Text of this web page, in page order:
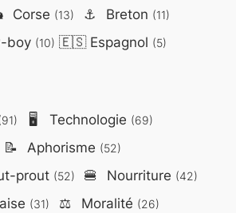
Corse (13) ⚓ Breton (11)
boy (10) 🇪🇸Espagnol (5)
🖥️ Technologie (69)
📝 Aphorisme (52)
prout (52) 🍔 Nourriture (42)
(31) ⚖️ Moralité (26)